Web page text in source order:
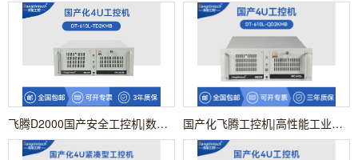
飞腾D2000国产安全工控机|数据加密|电力/轨道交通专用主机|DT-610L-TD2KMB 国产化飞腾工控机|高性能工业电脑|DT-610L-QD2KMB